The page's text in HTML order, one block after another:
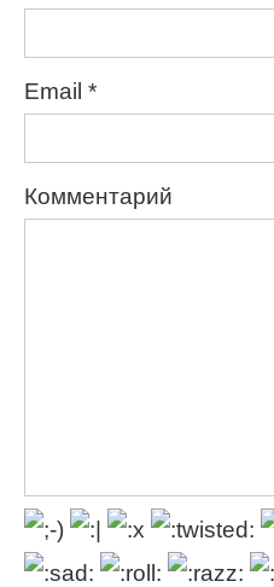
Email *
Комментарий